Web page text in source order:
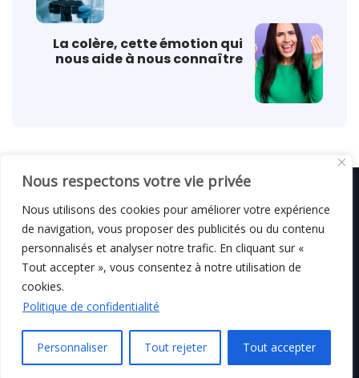
Nous respectons votre vie privée
Nous utilisons des cookies pour améliorer votre expérience
de navigation, vous proposer des publicités ou du contenu
personnalisés et analyser notre trafic. En cliquant sur «
Tout accepter », vous consentez à notre utilisation de
cookies.
Politique de confidentialité
Personnaliser Tout rejeter Tout accepter
La colère, cette émotion qui
nous aide à nous connaître
© C i E M2026
Mentions légales